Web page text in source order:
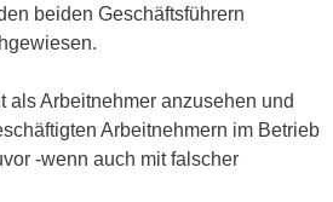
beiden Geschäftsführern
als Arbeitnehmer anzusehen und
Arbeitnehmern im Betrieb
-wenn auch mit falscher